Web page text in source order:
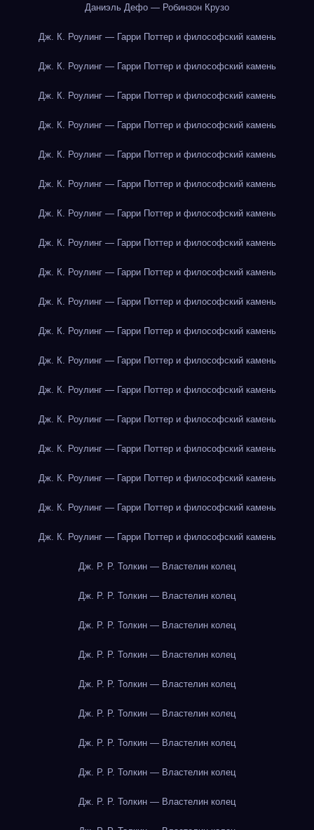
Даниэль Дефо — Робинзон Крузо
Дж. К. Роулинг — Гарри Поттер и философский камень
Дж. К. Роулинг — Гарри Поттер и философский камень
Дж. К. Роулинг — Гарри Поттер и философский камень
Дж. К. Роулинг — Гарри Поттер и философский камень
Дж. К. Роулинг — Гарри Поттер и философский камень
Дж. К. Роулинг — Гарри Поттер и философский камень
Дж. К. Роулинг — Гарри Поттер и философский камень
Дж. К. Роулинг — Гарри Поттер и философский камень
Дж. К. Роулинг — Гарри Поттер и философский камень
Дж. К. Роулинг — Гарри Поттер и философский камень
Дж. К. Роулинг — Гарри Поттер и философский камень
Дж. К. Роулинг — Гарри Поттер и философский камень
Дж. К. Роулинг — Гарри Поттер и философский камень
Дж. К. Роулинг — Гарри Поттер и философский камень
Дж. К. Роулинг — Гарри Поттер и философский камень
Дж. К. Роулинг — Гарри Поттер и философский камень
Дж. К. Роулинг — Гарри Поттер и философский камень
Дж. К. Роулинг — Гарри Поттер и философский камень
Дж. Р. Р. Толкин — Властелин колец
Дж. Р. Р. Толкин — Властелин колец
Дж. Р. Р. Толкин — Властелин колец
Дж. Р. Р. Толкин — Властелин колец
Дж. Р. Р. Толкин — Властелин колец
Дж. Р. Р. Толкин — Властелин колец
Дж. Р. Р. Толкин — Властелин колец
Дж. Р. Р. Толкин — Властелин колец
Дж. Р. Р. Толкин — Властелин колец